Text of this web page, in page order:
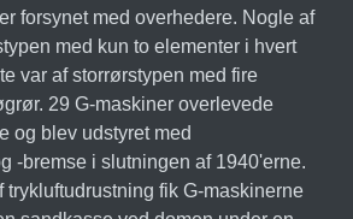
forsynet med overhedere. Nogle af
med kun to elementer i hvert
var af storrørstypen med fire
29 G-maskiner overlevede
og blev udstyret med
-bremse i slutningen af 1940'erne.
trykluftudrustning fik G-maskinerne